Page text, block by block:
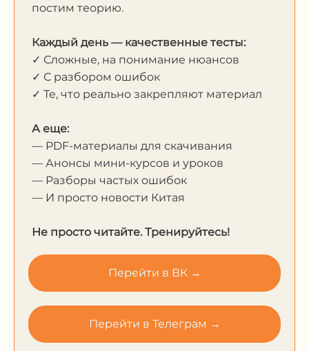
постим теорию.
Каждый день — качественные тесты:
✓ Сложные, на понимание нюансов
✓ С разбором ошибок
✓ Те, что реально закрепляют материал
А еще:
— PDF-материалы для скачивания
— Анонсы мини-курсов и уроков
— Разборы частых ошибок
— И просто новости Китая
Не просто читайте. Тренируйтесь!
Перейти в ВК →
Перейти в Телеграм →